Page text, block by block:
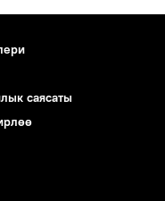
саясаты